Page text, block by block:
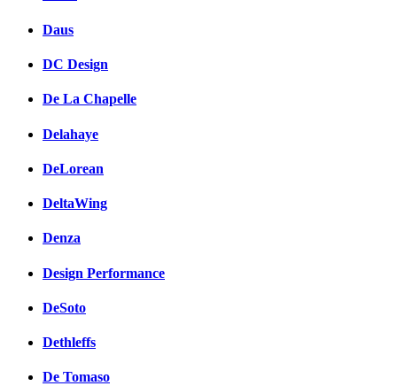
Daus
DC Design
De La Chapelle
Delahaye
DeLorean
DeltaWing
Denza
Design Performance
DeSoto
Dethleffs
De Tomaso